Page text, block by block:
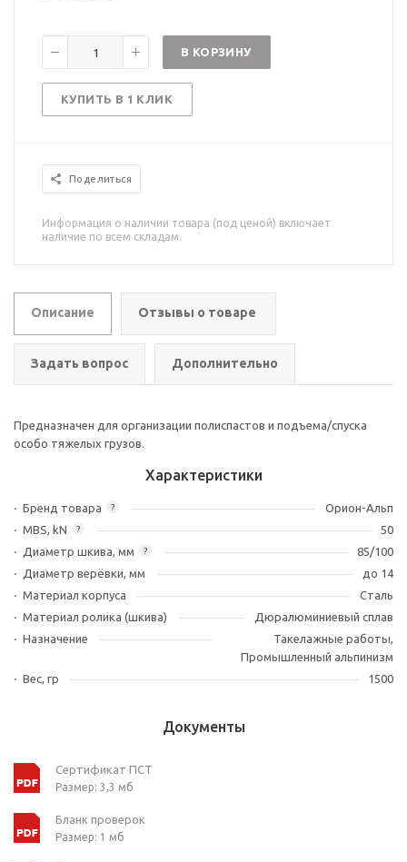
В КОРЗИНУ
КУПИТЬ В 1 КЛИК
Поделиться
Информация о наличии товара (под ценой) включает
наличие по всем складам.
Описание Отзывы о товаре
Задать вопрос Дополнительно
Предназначен для организации полиспастов и подъема/спуска
особо тяжелых грузов.
Характеристики
?
Бренд товара Орион-Альп
?
MBS, kN 50
?
Диаметр шкива, мм
85/100
Диаметр верёвки, мм
до 14
Материал корпуса
Сталь
Материал ролика (шкива)
Дюралюминиевый сплав
Назначение
Такелажные работы,
Промышленный альпинизм
Вес, гр
1500
Документы
Сертификат ПСТ
Размер: 3,3 мб
Бланк проверок
Размер: 1 мб